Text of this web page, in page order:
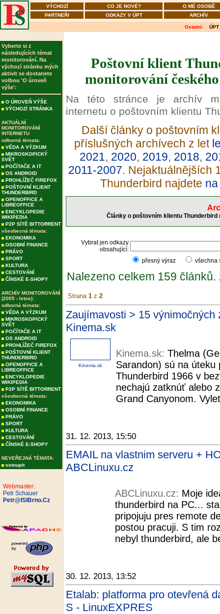
VÝCHOZÍ CO JE NOVÉ?
O MÉ OSOBĚ
PARTNEŘI
ODKAZY V ÚPT ARCHÍV
Ostatní: ÚPT
Vyberte si z
následujících témat
monitorování. Na
výchozí stránku mých
aktivit se dostanete
volbou 'O úroveň
výše':
O ÚROVEŇ VÝŠE
VÝCHOZÍ STRÁNKA
AKTUÁLNÍ
MONITOROVÁNÍ
INTERNETU
odborná témata:
VĚDA A VÝZKUM
MIKROSKOPICKÝ
SVĚT
POČÍTAČE A IT
OS ANDROID
PROHLÍŽEČ FIREFOX
POŠTOVNÍ KLIENT
THUNDERBIRD
OPENOFFICE A
LIBREOFFICE
ENCYKLOPEDIE
WIKIPEDIA
P2P SÍTĚ BITTORRENT
všeobecná témata:
EKONOMIKA
OSOBNÍ FINANCE
PRÁVO
SPORT
KULTURA
CESTOVÁNÍ
ČÍNSKÉ E-SHOPY
ARCHÍV MONITOROVÁNÍ
(2005 - letos):
odborná témata:
VĚDA A VÝZKUM
MIKROSKOPICKÝ
SVĚT
POČÍTAČE A IT
OS ANDROID
PROHLÍŽEČ FIREFOX
POŠTOVNÍ KLIENT
THUNDERBIRD
OPENOFFICE A
LIBREOFFICE
ENCYKLOPEDIE
WIKIPEDIA
P2P SÍTĚ BITTORRENT
všeobecná témata:
EKONOMIKA
OSOBNÍ FINANCE
PRÁVO
SPORT
KULTURA
CESTOVÁNÍ
ČÍNSKÉ E-SHOPY
NEVEŘEJNÁ TÉMATA:
vstoupit
Webmaster:
Petr Schauer
Petr@ISIBrno.Cz
Poštovní klient
monitorování
Na této stránce je archív
internetu o poštovním klientu
Další články o poštovním
příslušných archívech z let
2021, 2020, 2019, 2018,
2011-2007. Nejaktuálnějších
Thunderbird najdete
Články o poštovním klientu Thunderbird
Vybrat jen odkazy
obsahující:
přesný výraz
Nalezeno celkem 159
Strana 1 z 2
Zaujímavosti > 15 výnimočných
Kinema.sk
Kinema.sk
Kinema.sk: Thelma
Sarandon) sú na
Thunderbird 1966 v
nechajú zatknúť alebo
Grand Canyonom.
31. 12. 2013, 15:50
EMAIL na vlastnim serveru +
ABCLinuxu.cz
ABCLinuxu.cz: Moje
thunderbird na PC...
pripojuju pres remote
postou pracuji. S tim
nebyl thunderbird, ale
30. 12. 2013, 13:52
Etalab: platforma pro otevřená
S - LinuxEXPRES